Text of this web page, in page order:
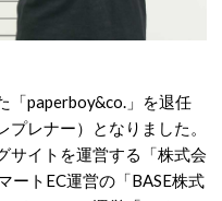
「paperboy&co. 」を退任
レナー）となりました。
サイトを運営する「株式会
ート EC運営の「BASE株式